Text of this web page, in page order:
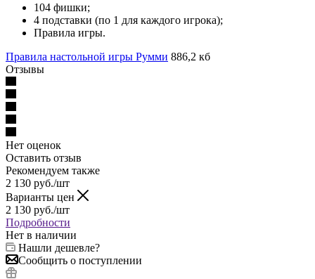
104 фишки;
4 подставки (по 1 для каждого игрока);
Правила игры.
Правила настольной игры Румми 886,2 кб
Отзывы
Нет оценок
Оставить отзыв
Рекомендуем также
2 130 руб./шт
Варианты цен
2 130 руб./шт
Подробности
Нет в наличии
Нашли дешевле?
Сообщить о поступлении